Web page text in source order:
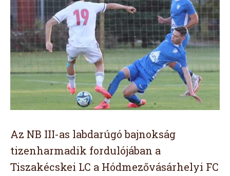
Az NB III-as labdarúgó bajnokság
tizenharmadik fordulójában a
Tiszakécskei LC a Hódmezővásárhelyi FC